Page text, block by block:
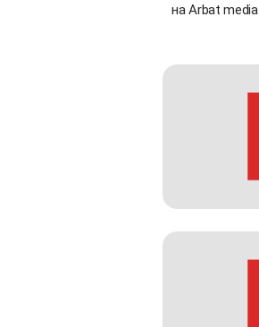
на Arbat media